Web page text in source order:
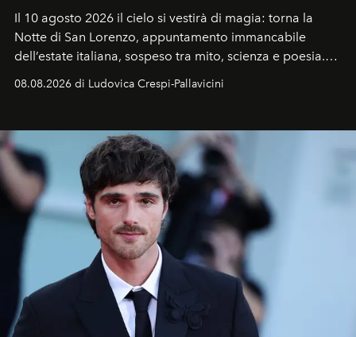
Il 10 agosto 2026 il cielo si vestirà di magia: torna la
Notte di San Lorenzo, appuntamento immancabile
dell’estate italiana, sospeso tra mito, scienza e poesia.
celeste per seguire il passaggio delle
all’universo i desideri più segreti
08.08.2026 di Ludovica Crespi-Pallavicini